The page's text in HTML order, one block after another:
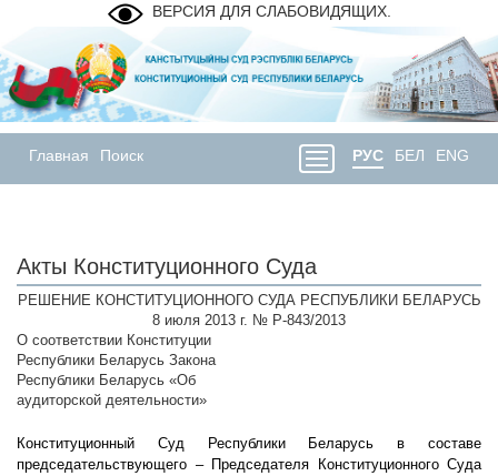
ВЕРСИЯ ДЛЯ СЛАБОВИДЯЩИХ.
Главная Поиск РУС БЕЛ ENG
Акты Конституционного Суда
РЕШЕНИЕ КОНСТИТУЦИОННОГО СУДА РЕСПУБЛИКИ БЕЛАРУСЬ
8 июля 2013 г. № Р-843/2013
О соответствии Конституции
Республики Беларусь Закона
Республики Беларусь «Об
аудиторской деятельности»
Конституционный Суд Республики Беларусь в составе
председательствующего – Председателя Конституционного Суда